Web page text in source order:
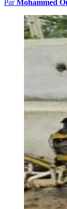
ParMohammed